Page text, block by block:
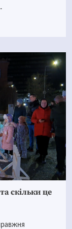
скільки це